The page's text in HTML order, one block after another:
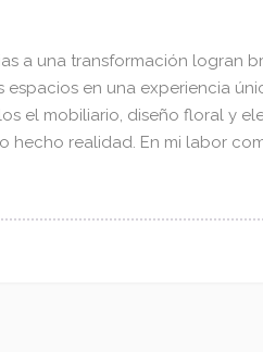
a una transformación logran
en una experiencia
el mobiliario, diseño floral y
hecho realidad. En mi labor